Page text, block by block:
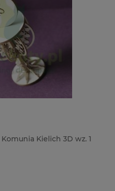
Kielich 3D wz. 1